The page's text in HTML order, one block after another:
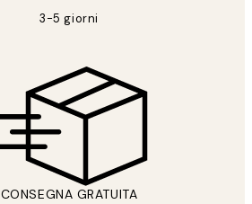
3-5 giorni
CONSEGNA GRATUITA